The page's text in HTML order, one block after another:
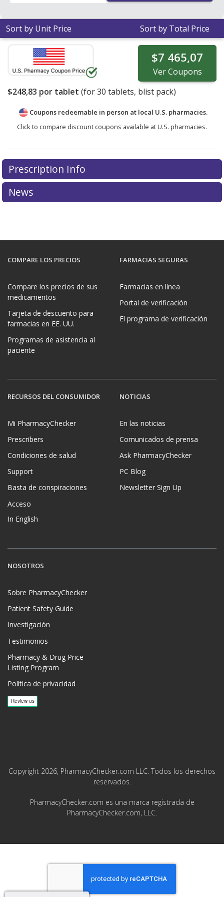
Sort by Unit Price Sort by Total Price
$7 465,07
VerCoupons
$248,83 por tablet (for30 tablets, blist pack)
Coupons redeemable in person at local U.S. pharmacies.
Click to compare discount coupons available at U.S. pharmacies.
Prescription Info
News
COMPARE LOS PRECIOS
Compare los precios de sus
medicamentos
Tarjeta de descuento para
farmacias en EE. UU.
Programas de asistencia al
paciente
FARMACIAS SEGURAS
Farmacias en línea
Portal de verificación
El programa de verificación
RECURSOS DEL CONSUMIDOR
Mi PharmacyChecker
Prescribers
Condiciones de salud
Support
Basta de conspiraciones
Acceso
In English
NOTICIAS
En las noticias
Comunicados de prensa
Ask PharmacyChecker
PC Blog
Newsletter Sign Up
NOSOTROS
Sobre PharmacyChecker
Patient Safety Guide
Investigación
Testimonios
Pharmacy & Drug Price
Listing Program
Política de privacidad
Copyright 2026, PharmacyChecker.com LLC. Todos los derechos
reservados.
PharmacyChecker.com es una marca registrada de
PharmacyChecker.com, LLC.